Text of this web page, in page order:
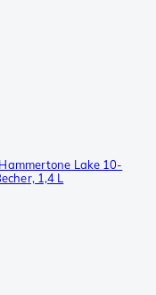
Lake 10-
1,4 L